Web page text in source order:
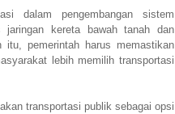
dalam pengembangan sistem
jaringan kereta bawah tanah dan
itu, pemerintah harus memastikan
lebih memilih transportasi
transportasi publik sebagai opsi